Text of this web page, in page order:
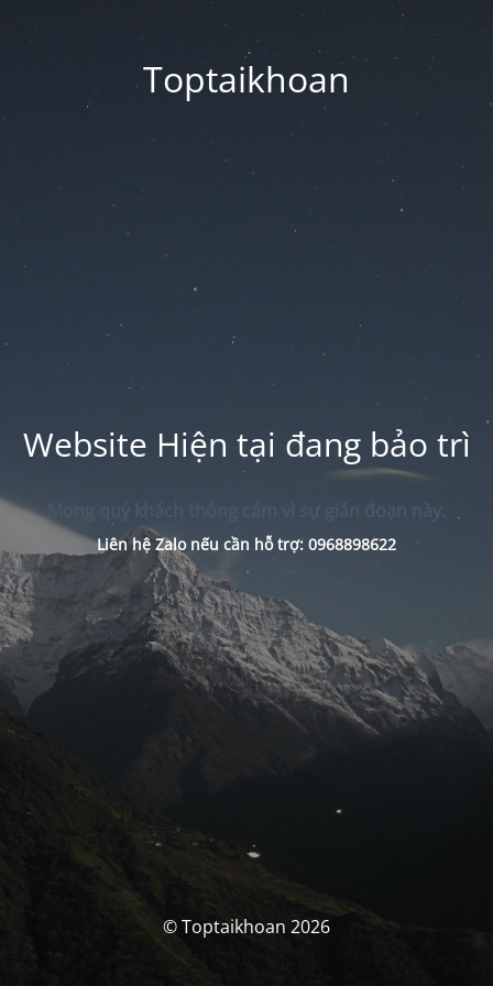
Toptaikhoan
Website Hiện tại đang bảo trì
Mong quý khách thông cảm vì sự gián đoạn này.
Liên hệ Zalo nếu cần hỗ trợ: 0968898622
© Toptaikhoan 2026